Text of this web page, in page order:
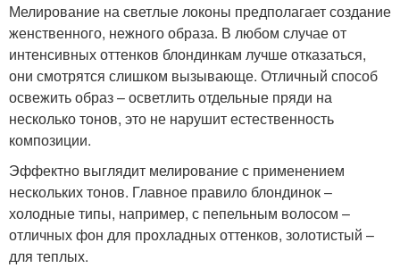
Мелирование на светлые локоны предполагает создание
женственного, нежного образа. В любом случае от
интенсивных оттенков блондинкам лучше отказаться,
они смотрятся слишком вызывающе. Отличный способ
освежить образ – осветлить отдельные пряди на
несколько тонов, это не нарушит естественность
композиции.
Эффектно выглядит мелирование с применением
нескольких тонов. Главное правило блондинок –
холодные типы, например, с пепельным волосом –
отличных фон для прохладных оттенков, золотистый –
для теплых.